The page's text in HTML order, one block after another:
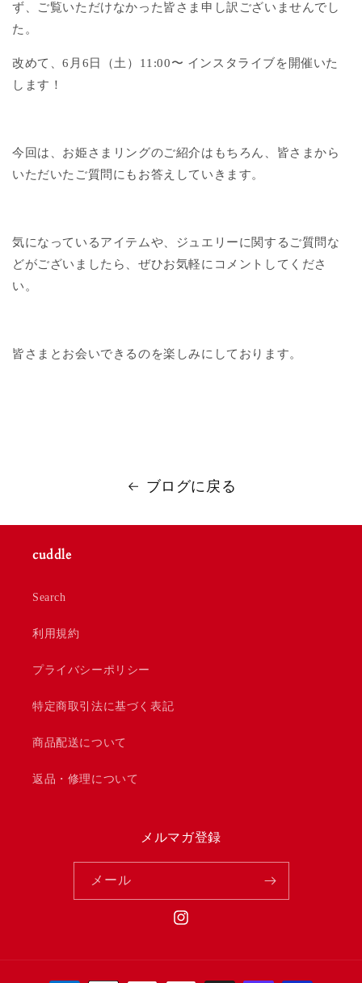
ず、
ご覧いただけなかった皆さま申し訳ございませんでし
た。
改めて、6月6日（土）11:00〜 インスタライブを開催いた
します！
今回は、お姫さまリングのご紹介はもちろん、 皆さまから
いただいたご質問にもお答えしていきます。
気になっているアイテムや、
ジュエリーに関するご質問な
どがございましたら、 ぜひお気軽にコメントしてくださ
い。
皆さまとお会いできるのを楽しみにしております。
ブログに戻る
cuddle
Search
利用規約
プライバシーポリシー
特定商取引法に基づく表記
商品配送について
返品・修理について
メルマガ登録
メール
Instagram